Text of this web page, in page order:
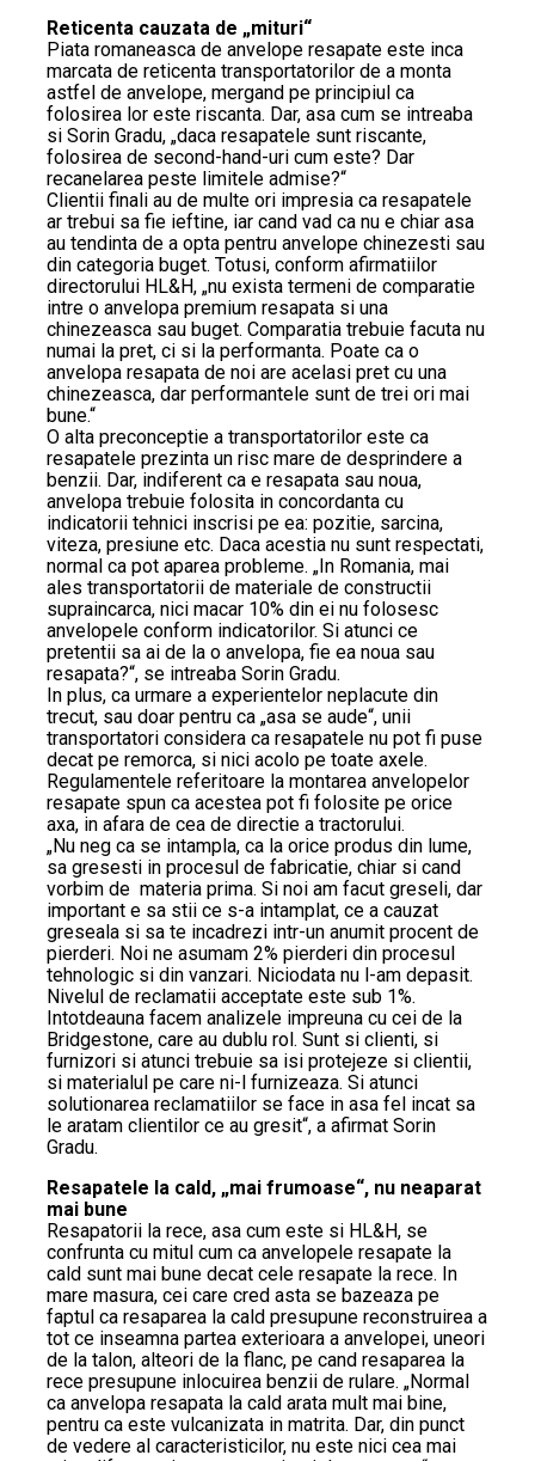
Reticenta cauzata de „mituri“
Piata romaneasca de anvelope resapate este inca
marcata de reticenta transportatorilor de a monta
astfel de anvelope, mergand pe principiul ca
folosirea lor este riscanta. Dar, asa cum se intreaba
si Sorin Gradu, „daca resapatele sunt riscante,
folosirea de second-hand-uri cum este? Dar
recanelarea peste limitele admise?“
Clientii finali au de multe ori impresia ca resapatele
ar trebui sa fie ieftine, iar cand vad ca nu e chiar asa
au tendinta de a opta pentru anvelope chinezesti sau
din categoria buget. Totusi, conform afirmatiilor
directorului HL&H, „nu exista termeni de comparatie
intre o anvelopa premium resapata si una
chinezeasca sau buget. Comparatia trebuie facuta nu
numai la pret, ci si la performanta. Poate ca o
anvelopa resapata de noi are acelasi pret cu una
chinezeasca, dar performantele sunt de trei ori mai
bune.“
O alta preconceptie a transportatorilor este ca
resapatele prezinta un risc mare de desprindere a
benzii. Dar, indiferent ca e resapata sau noua,
anvelopa trebuie folosita in concordanta cu
indicatorii tehnici inscrisi pe ea: pozitie, sarcina,
viteza, presiune etc. Daca acestia nu sunt respectati,
normal ca pot aparea probleme. „In Romania, mai
ales transportatorii de materiale de constructii
supraincarca, nici macar 10% din ei nu folosesc
anvelopele conform indicatorilor. Si atunci ce
pretentii sa ai de la o anvelopa, fie ea noua sau
resapata?“, se intreaba Sorin Gradu.
In plus, ca urmare a experientelor neplacute din
trecut, sau doar pentru ca „asa se aude“, unii
transportatori considera ca resapatele nu pot fi puse
decat pe remorca, si nici acolo pe toate axele.
Regulamentele referitoare la montarea anvelopelor
resapate spun ca acestea pot fi folosite pe orice
axa, in afara de cea de directie a tractorului.
„Nu neg ca se intampla, ca la orice produs din lume,
sa gresesti in procesul de fabricatie, chiar si cand
vorbim de materia prima. Si noi am facut greseli, dar
important e sa stii ce s-a intamplat, ce a cauzat
greseala si sa te incadrezi intr-un anumit procent de
pierderi. Noi ne asumam 2% pierderi din procesul
tehnologic si din vanzari. Niciodata nu l-am depasit.
Nivelul de reclamatii acceptate este sub 1%.
Intotdeauna facem analizele impreuna cu cei de la
Bridgestone, care au dublu rol. Sunt si clienti, si
furnizori si atunci trebuie sa isi protejeze si clientii,
si materialul pe care ni-l furnizeaza. Si atunci
solutionarea reclamatiilor se face in asa fel incat sa
le aratam clientilor ce au gresit“, a afirmat Sorin
Gradu.
Resapatele la cald, „mai frumoase“, nu neaparat
mai bune
Resapatorii la rece, asa cum este si HL&H, se
confrunta cu mitul cum ca anvelopele resapate la
cald sunt mai bune decat cele resapate la rece. In
mare masura, cei care cred asta se bazeaza pe
faptul ca resaparea la cald presupune reconstruirea a
tot ce inseamna partea exterioara a anvelopei, uneori
de la talon, alteori de la flanc, pe cand resaparea la
rece presupune inlocuirea benzii de rulare. „Normal
ca anvelopa resapata la cald arata mult mai bine,
pentru ca este vulcanizata in matrita. Dar, din punct
de vedere al caracteristicilor, nu este nici cea mai